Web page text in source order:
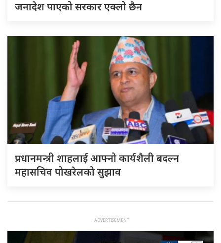
जनादेश पाएको सरकार एक्लो छैन
प्रधानमन्त्री शाहलाई आफ्नो कार्यशैली बदल्न
महासचिव पोखरेलको सुझाव